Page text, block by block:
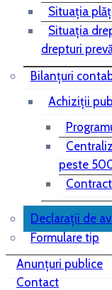
Situaţia
Situaţia
drepturi
Bilanţuri
Achiziţii
peste
Declarații de
Formulare tip
Anunțuri publice
Contact